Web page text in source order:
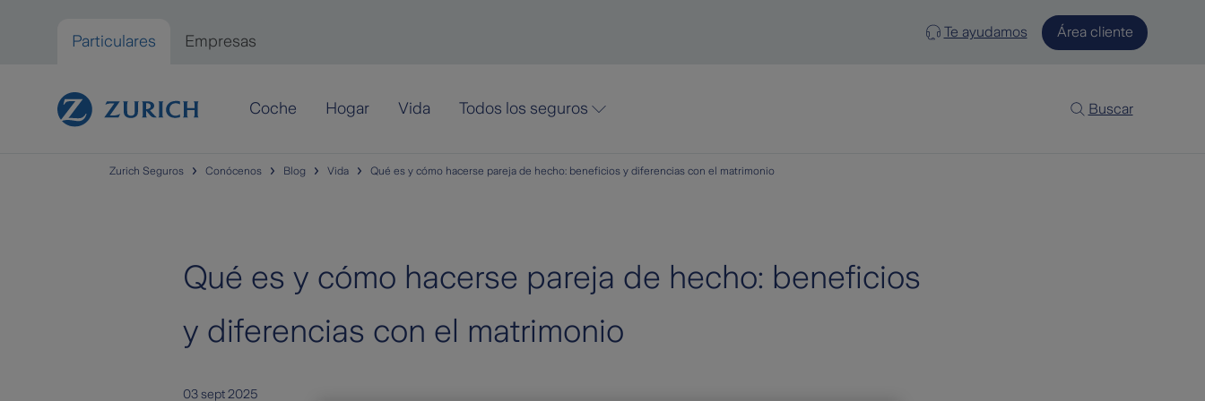
Particulares Empresas
Te ayudamos Área cliente
Coche Hogar Vida Todos los seguros Buscar
Zurich Seguros Conócenos Blog Vida Qué es y cómo hacerse pareja de hecho: beneficios y diferencias con el matrimonio
Qué es y cómo hacerse pareja de hecho: beneficios
y diferencias con el matrimonio
03 sept 2025